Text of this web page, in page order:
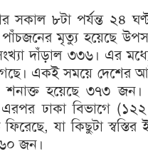
সকাল ৮টা পর্যন্ত ২৪
মৃত্যু হয়েছে
দাঁড়াল ৩৩৬। এর
একই সময়ে দেশের
শনাক্ত হয়েছে ৩৭৩
ঢাকা বিভাগে
যা কিছুটা স্বস্তির
জন।